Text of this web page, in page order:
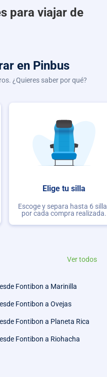
para viajar de
en Pinbus
¿Quieres saber por qué?
Elige tu silla
Escoge y separa hasta 6
por cada compra realizada.
Ver todos
Fontibon a Marinilla
Fontibon a Ovejas
Fontibon a Planeta Rica
Fontibon a Riohacha